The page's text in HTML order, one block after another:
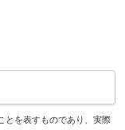
とを表すものであり、実際